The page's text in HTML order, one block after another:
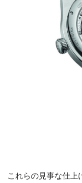
これらの見事な仕上